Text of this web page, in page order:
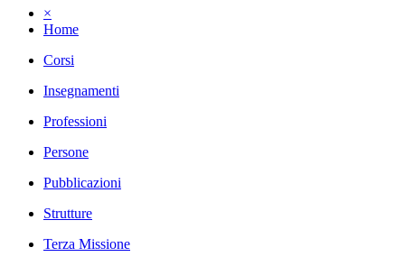
×
Home
Corsi
Insegnamenti
Professioni
Persone
Pubblicazioni
Strutture
Terza Missione